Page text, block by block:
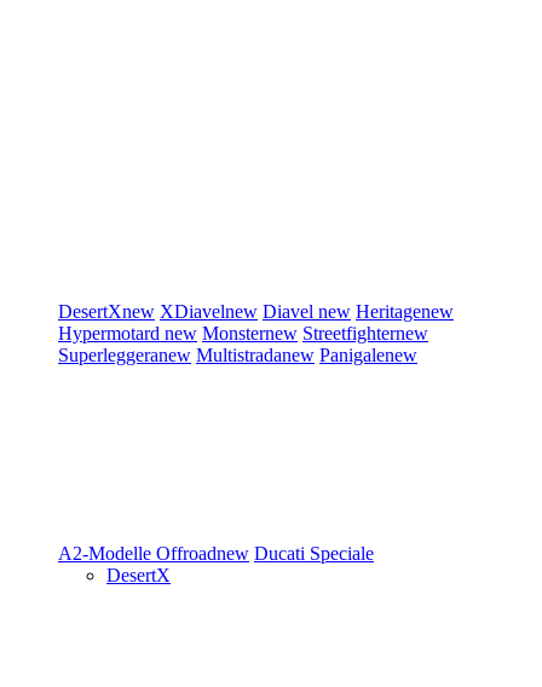
DesertXnew XDiavelnew Diavel new Heritagenew
Hypermotard new Monsternew Streetfighternew
Superleggeranew Multistradanew Panigalenew
A2-Modelle Offroadnew Ducati Speciale
DesertX